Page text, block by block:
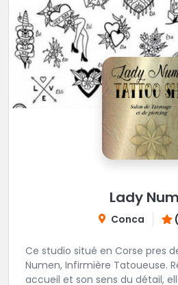
Lady
Conca
Ce studio situé en Corse pres
Numen, Infirmière Tatoueuse. Réputée pour son
accueil et son sens du détail,